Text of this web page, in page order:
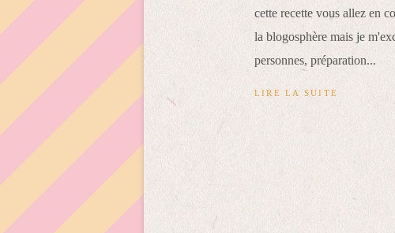
cette recette vous allez en
la blogosphère mais je
personnes, préparation...
LIRE LA SUITE